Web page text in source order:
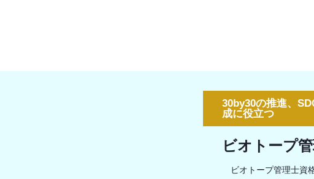
30by30の推進、
成に役立つ
ビオトープ
ビオトープ管理士資